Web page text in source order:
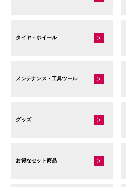
タイヤ・ホイール
メンテナンス・工具ツール
グッズ
お得なセット商品